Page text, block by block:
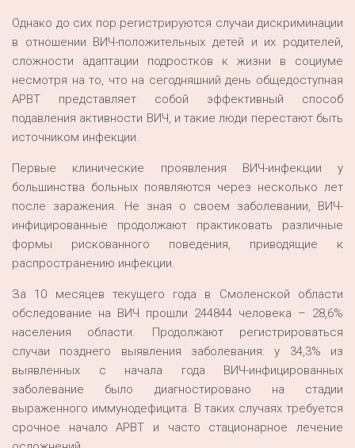
Однако до сих пор регистрируются случаи дискриминации
в отношении ВИЧ-положительных детей и их родителей,
сложности адаптации подростков к жизни в социуме
несмотря на то, что на сегодняшний день общедоступная
АРВТ представляет собой эффективный способ
подавления активности ВИЧ, и такие люди перестают быть
источником инфекции.
Первые клинические проявления ВИЧ-инфекции у
большинства больных появляются через несколько лет
после заражения. Не зная о своем заболевании, ВИЧ-
инфицированные продолжают практиковать различные
формы рискованного поведения, приводящие к
распространению инфекции.
За 10 месяцев текущего года в Смоленской области
обследование на ВИЧ прошли 244844 человека – 28,6%
населения области. Продолжают регистрироваться
случаи позднего выявления заболевания: у 34,3% из
выявленных с начала года ВИЧ-инфицированных
заболевание было диагностировано на стадии
выраженного иммунодефицита. В таких случаях требуется
срочное начало АРВТ и часто стационарное лечение